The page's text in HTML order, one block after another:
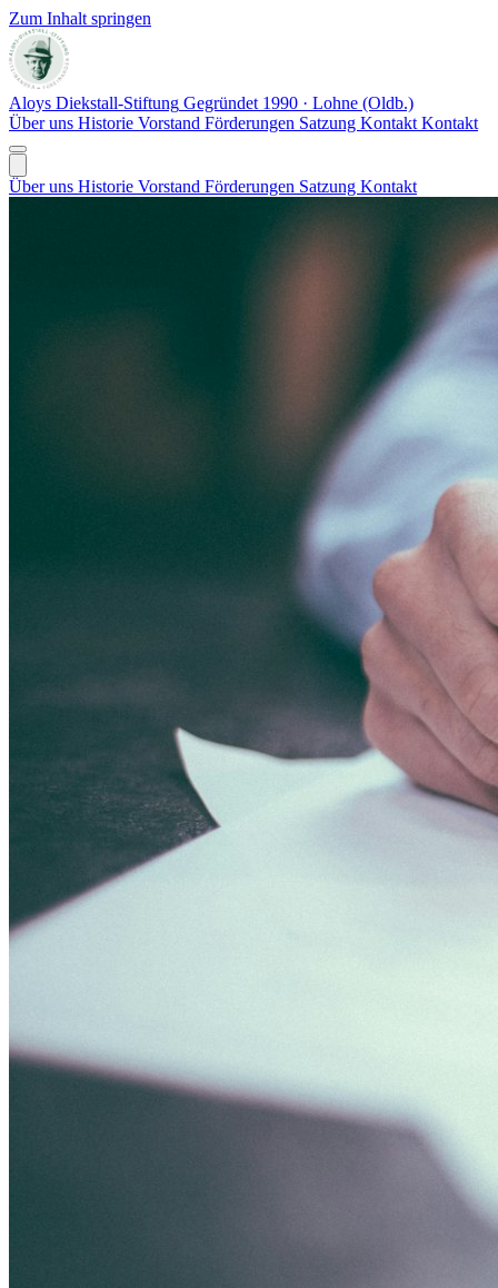
Zum Inhalt springen
Aloys Diekstall-Stiftung Gegründet 1990 · Lohne (Oldb.)
Über uns Historie Vorstand Förderungen Satzung Kontakt Kontakt
Über uns Historie Vorstand Förderungen Satzung Kontakt